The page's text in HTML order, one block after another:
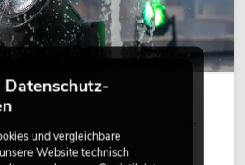
Wetterfeste Moving-
Datenschutz-
und vergleichbare
Website technisch